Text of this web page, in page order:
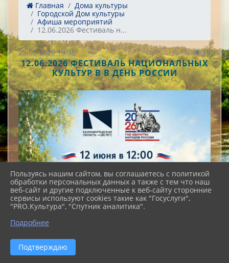
Главная
Дома культуры
Городской Дом культуры
Афиша мероприятий
12.06.2026 Фестиваль н...
25.05.2026 13:36 15
12.06.2026 ФЕСТИВАЛЬ НАЦИОНАЛЬНЫХ
КУЛЬТУР В В ДЕНЬ РОССИИ
Пользуясь нашим сайтом, вы соглашаетесь с политикой
обработки персональных данных а также с тем что наш
веб-сайт и другие подключенные к веб-сайту сторонние
сервисы используют cookies такие как "Госуслуги",
"PRO.Культура", "Спутник аналитика".
Подробнее
Подтверждаю